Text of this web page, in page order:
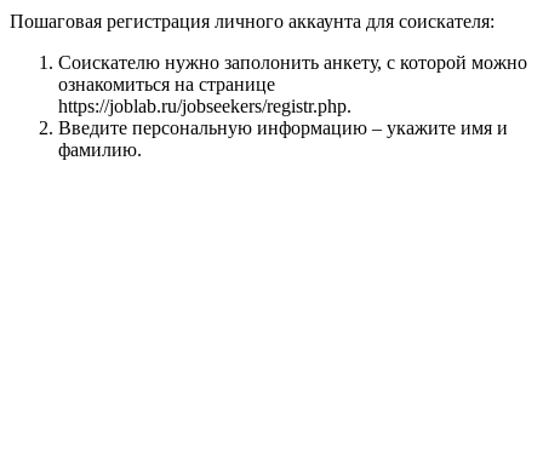
Пошаговая регистрация личного аккаунта для соискателя:
Соискателю нужно заполонить анкету, с которой можно
ознакомиться на странице
https://joblab.ru/jobseekers/registr.php.
Введите персональную информацию – укажите имя и
фамилию.